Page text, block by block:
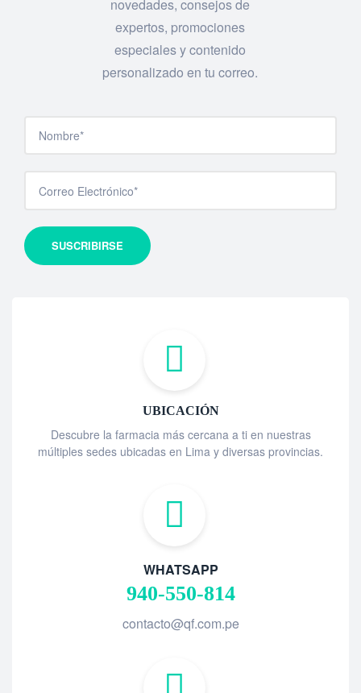
novedades, consejos de
expertos, promociones
especiales y contenido
personalizado en tu correo.
UBICACIÓN
Descubre la farmacia más cercana a ti en nuestras
múltiples sedes ubicadas en Lima y diversas provincias.
WHATSAPP
940-550-814
contacto@qf.com.pe